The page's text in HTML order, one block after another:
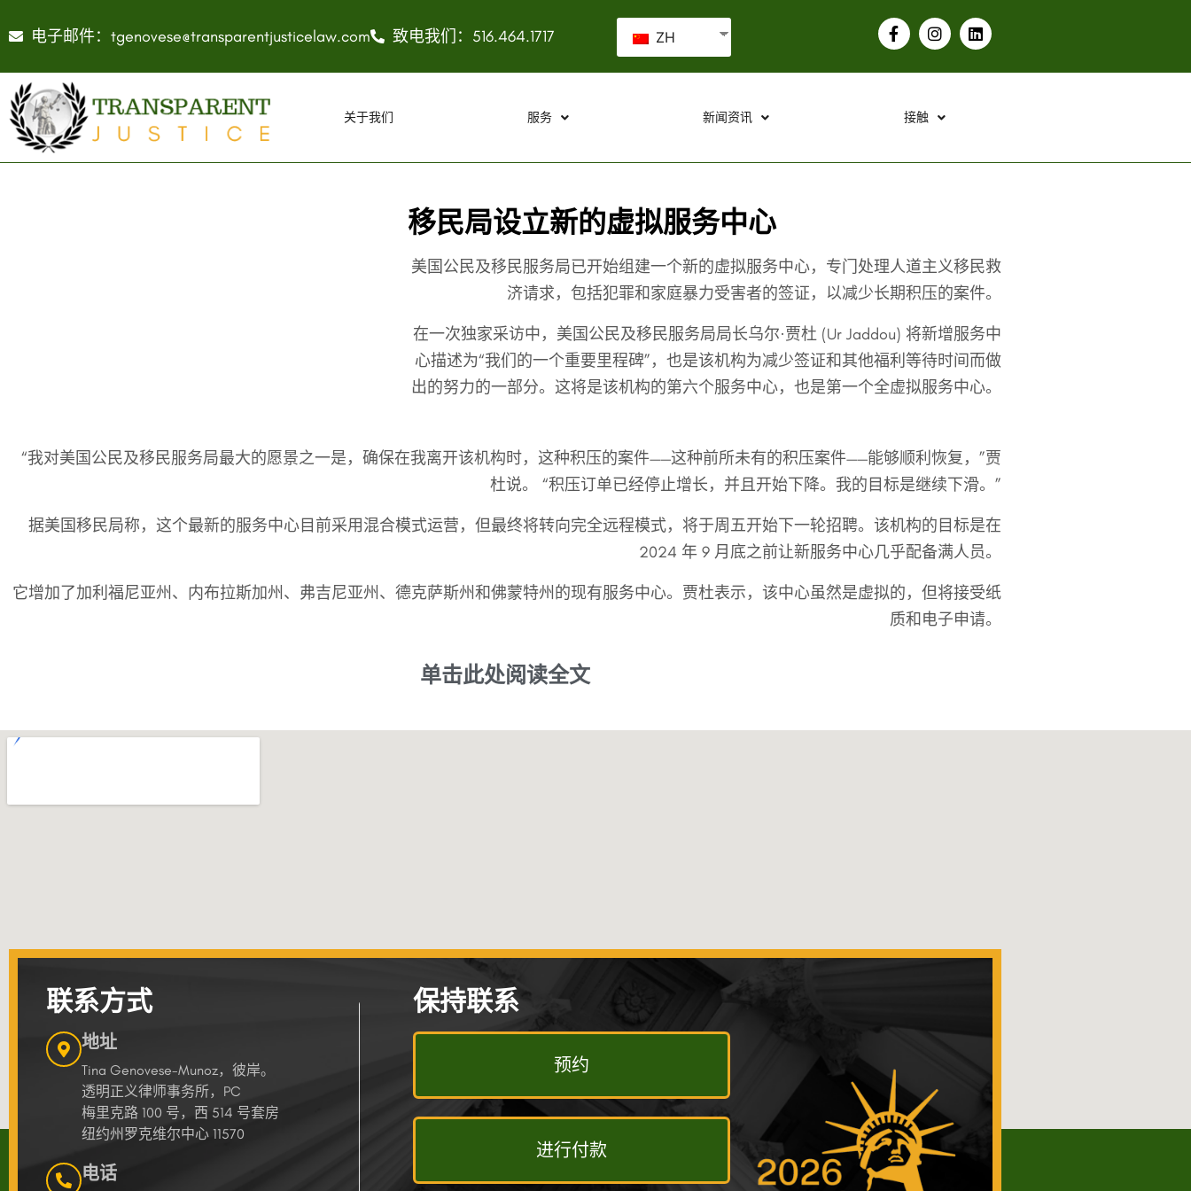
电子邮件：tgenovese@transparentjusticelaw.com 致电我们：516.464.1717 ZH
关于我们 服务 新闻资讯 接触
移民局设立新的虚拟服务中心
美国公民及移民服务局已开始组建一个新的虚拟服务中心，专门处理人道主义移民救
济请求，包括犯罪和家庭暴力受害者的签证，以减少长期积压的案件。
在一次独家采访中，美国公民及移民服务局局长乌尔·贾杜 (Ur Jaddou) 将新增服务中
心描述为“我们的一个重要里程碑”，也是该机构为减少签证和其他福利等待时间而做
出的努力的一部分。这将是该机构的第六个服务中心，也是第一个全虚拟服务中心。
“我对美国公民及移民服务局最大的愿景之一是，确保在我离开该机构时，这种积压的案件——这种前所未有的积压案件——能够顺利恢复，”贾
杜说。 “积压订单已经停止增长，并且开始下降。我的目标是继续下滑。”
据美国移民局称，这个最新的服务中心目前采用混合模式运营，但最终将转向完全远程模式，将于周五开始下一轮招聘。该机构的目标是在
2024 年 9 月底之前让新服务中心几乎配备满人员。
它增加了加利福尼亚州、内布拉斯加州、弗吉尼亚州、德克萨斯州和佛蒙特州的现有服务中心。贾杜表示，该中心虽然是虚拟的，但将接受纸
质和电子申请。
单击此处阅读全文
联系方式
地址
Tina Genovese-Munoz，彼岸。
透明正义律师事务所，PC
梅里克路 100 号，西 514 号套房
纽约州罗克维尔中心 11570
电话
保持联系
预约
进行付款